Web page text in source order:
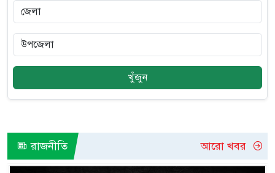
খুঁজুন
রাজনীতি আরো খবর